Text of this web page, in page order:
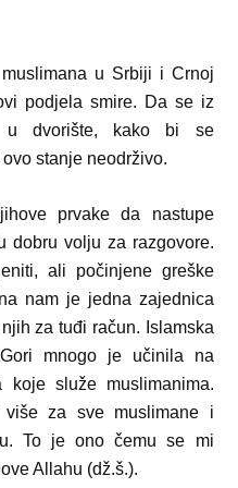
u Srbiji i Crnoj
podjela smire. Da se iz
u dvorište, kako bi se
stanje neodrživo.
prvake da nastupe
dobru volju za razgovore.
ali počinjene greške
nam je jedna zajednica
za tuđi račun. Islamska
mnogo je učinila na
koje služe muslimanima.
za sve muslimane i
To je ono čemu se mi
Allahu (dž.š.).